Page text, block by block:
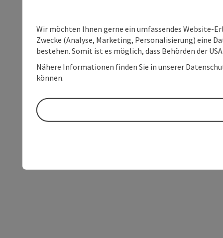
Wir möchten Ihnen gerne ein umfassendes Website-
Zwecke (Analyse, Marketing, Personalisierung) eine
bestehen. Somit ist es möglich, dass Behörden der
Nähere Informationen finden Sie in unserer
können.